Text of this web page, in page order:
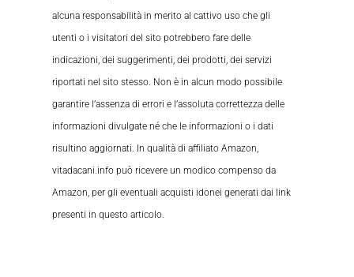
alcuna responsabilità in merito al cattivo uso che gli
utenti o i visitatori del sito potrebbero fare delle
indicazioni, dei suggerimenti, dei prodotti, dei servizi
riportati nel sito stesso. Non è in alcun modo possibile
garantire l’assenza di errori e l’assoluta correttezza delle
informazioni divulgate né che le informazioni o i dati
risultino aggiornati. In qualità di affiliato Amazon,
vitadacani.info può ricevere un modico compenso da
Amazon, per gli eventuali acquisti idonei generati dai link
presenti in questo articolo.